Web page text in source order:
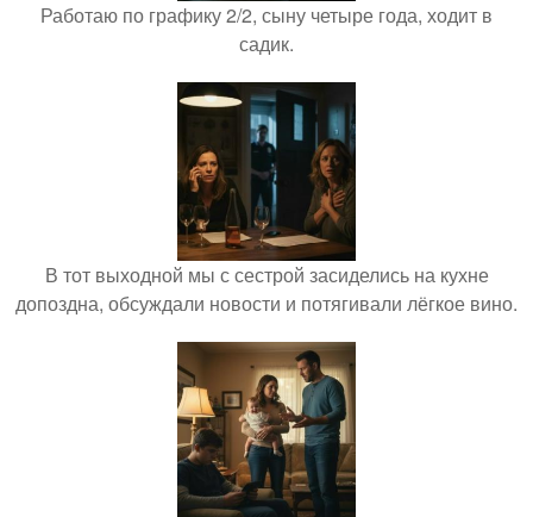
Работаю по графику 2/2, сыну четыре года, ходит в
садик.
В тот выходной мы с сестрой засиделись на кухне
допоздна, обсуждали новости и потягивали лёгкое вино.